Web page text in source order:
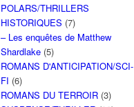
POLARS/THRILLERS
HISTORIQUES (7)
– Les enquêtes de Matthew
Shardlake (5)
ROMANS D'ANTICIPATION/SCI-
FI (6)
ROMANS DU TERROIR (3)